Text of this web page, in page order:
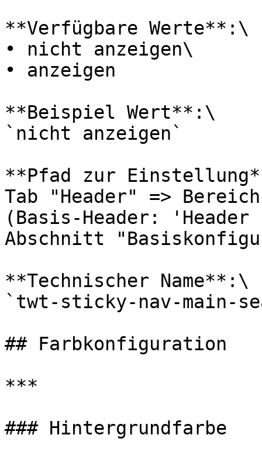
**Verfügbare Werte**:\
• nicht anzeigen\
• anzeigen
**Beispiel Wert**:\
`nicht anzeigen`
**Pfad zur
Tab "Header" =>
(Basis-Header:
Abschnitt
**Technischer Name**:\
`twt-sticky-nav-main-
## Farbkonfiguration
***
### Hintergrundfarbe